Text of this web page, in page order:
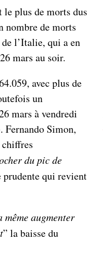
le plus de morts dus
nombre de morts
l’Italie, qui a en
mars au soir.
avec plus de
un
mars à vendredi
Fernando Simon,
chiffres
du pic de
qui revient
même augmenter
” la baisse du